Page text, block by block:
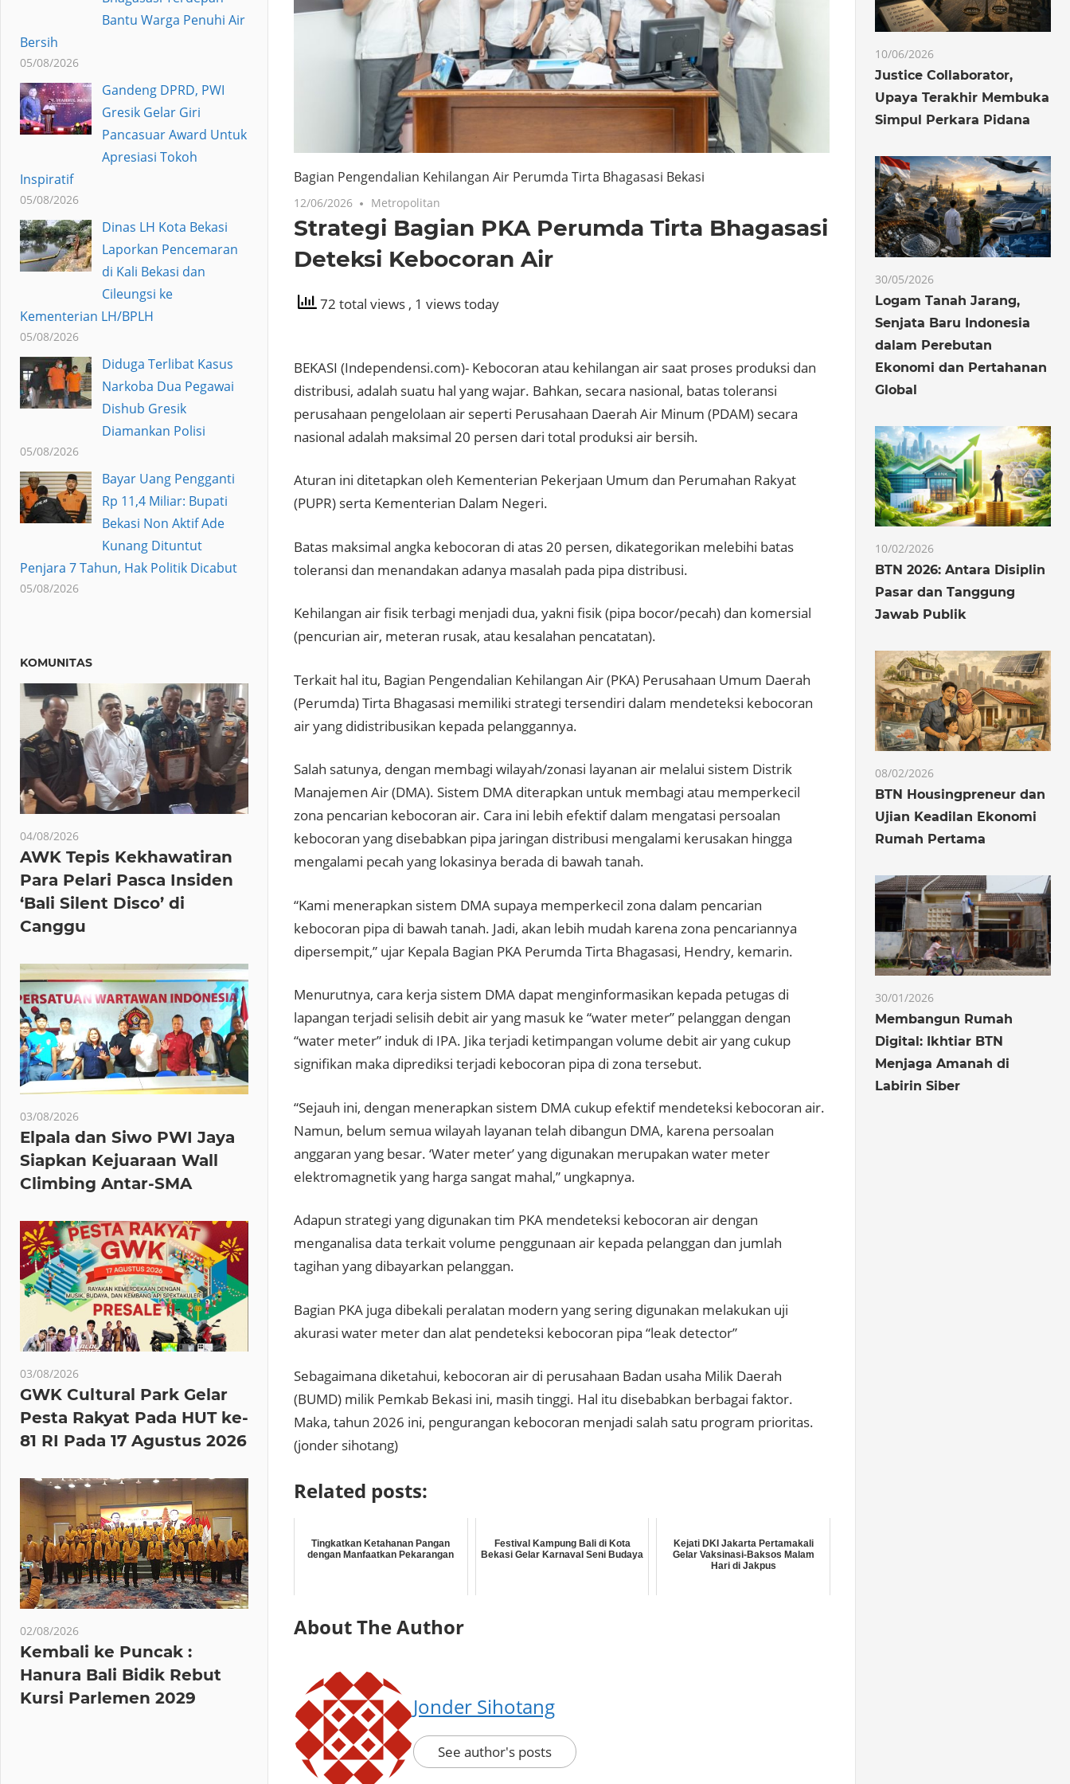
Bagian Pengendalian Kehilangan Air Perumda Tirta Bhagasasi Bekasi
12/06/2026 No comments
Metropolitan
Strategi Bagian PKA Perumda Tirta Bhagasasi
Deteksi Kebocoran Air
72 total views , 1 views today
BEKASI (Independensi.com)- Kebocoran atau kehilangan air saat proses produksi dan
distribusi, adalah suatu hal yang wajar. Bahkan, secara nasional, batas toleransi
perusahaan pengelolaan air seperti Perusahaan Daerah Air Minum (PDAM) secara
nasional adalah maksimal 20 persen dari total produksi air bersih.
Aturan ini ditetapkan oleh Kementerian Pekerjaan Umum dan Perumahan Rakyat
(PUPR) serta Kementerian Dalam Negeri.
Batas maksimal angka kebocoran di atas 20 persen, dikategorikan melebihi batas
toleransi dan menandakan adanya masalah pada pipa distribusi.
Kehilangan air fisik terbagi menjadi dua, yakni fisik (pipa bocor/pecah) dan komersial
(pencurian air, meteran rusak, atau kesalahan pencatatan).
Terkait hal itu, Bagian Pengendalian Kehilangan Air (PKA) Perusahaan Umum Daerah
(Perumda) Tirta Bhagasasi memiliki strategi tersendiri dalam mendeteksi kebocoran
air yang didistribusikan kepada pelanggannya.
Salah satunya, dengan membagi wilayah/zonasi layanan air melalui sistem Distrik
Manajemen Air (DMA). Sistem DMA diterapkan untuk membagi atau memperkecil
zona pencarian kebocoran air. Cara ini lebih efektif dalam mengatasi persoalan
kebocoran yang disebabkan pipa jaringan distribusi mengalami kerusakan hingga
mengalami pecah yang lokasinya berada di bawah tanah.
“Kami menerapkan sistem DMA supaya memperkecil zona dalam pencarian
kebocoran pipa di bawah tanah. Jadi, akan lebih mudah karena zona pencariannya
dipersempit,” ujar Kepala Bagian PKA Perumda Tirta Bhagasasi, Hendry, kemarin.
Menurutnya, cara kerja sistem DMA dapat menginformasikan kepada petugas di
lapangan terjadi selisih debit air yang masuk ke “water meter” pelanggan dengan
“water meter” induk di IPA. Jika terjadi ketimpangan volume debit air yang cukup
signifikan maka diprediksi terjadi kebocoran pipa di zona tersebut.
“Sejauh ini, dengan menerapkan sistem DMA cukup efektif mendeteksi kebocoran air.
Namun, belum semua wilayah layanan telah dibangun DMA, karena persoalan
anggaran yang besar. ‘Water meter’ yang digunakan merupakan water meter
elektromagnetik yang harga sangat mahal,” ungkapnya.
Adapun strategi yang digunakan tim PKA mendeteksi kebocoran air dengan
menganalisa data terkait volume penggunaan air kepada pelanggan dan jumlah
tagihan yang dibayarkan pelanggan.
Bagian PKA juga dibekali peralatan modern yang sering digunakan melakukan uji
akurasi water meter dan alat pendeteksi kebocoran pipa “leak detector”
Sebagaimana diketahui, kebocoran air di perusahaan Badan usaha Milik Daerah
(BUMD) milik Pemkab Bekasi ini, masih tinggi. Hal itu disebabkan berbagai faktor.
Maka, tahun 2026 ini, pengurangan kebocoran menjadi salah satu program prioritas.
(jonder sihotang)
Related posts:
Tingkatkan Ketahanan Pangan
dengan Manfaatkan Pekarangan
Festival Kampung Bali di Kota
Bekasi Gelar Karnaval Seni Budaya
Kejati DKI Jakarta Pertamakali
Gelar Vaksinasi-Baksos Malam
Hari di Jakpus
About The Author
Jonder Sihotang
See author's posts
Bantu Warga Penuhi Air
Bersih
05/08/2026
Gandeng DPRD, PWI
Gresik Gelar Giri
Pancasuar Award Untuk
Apresiasi Tokoh
Inspiratif
05/08/2026
Dinas LH Kota Bekasi
Laporkan Pencemaran
di Kali Bekasi dan
Cileungsi ke
Kementerian LH/BPLH
05/08/2026
Diduga Terlibat Kasus
Narkoba Dua Pegawai
Dishub Gresik
Diamankan Polisi
05/08/2026
Bayar Uang Pengganti
Rp 11,4 Miliar: Bupati
Bekasi Non Aktif Ade
Kunang Dituntut
Penjara 7 Tahun, Hak Politik Dicabut
05/08/2026
KOMUNITAS
04/08/2026
AWK Tepis Kekhawatiran
Para Pelari Pasca Insiden
‘Bali Silent Disco’ di
Canggu
03/08/2026
Elpala dan Siwo PWI Jaya
Siapkan Kejuaraan Wall
Climbing Antar-SMA
03/08/2026
GWK Cultural Park Gelar
Pesta Rakyat Pada HUT ke-
81 RI Pada 17 Agustus 2026
02/08/2026
Kembali ke Puncak :
Hanura Bali Bidik Rebut
Kursi Parlemen 2029
10/06/2026
Justice Collaborator,
Upaya Terakhir Membuka
Simpul Perkara Pidana
30/05/2026
Logam Tanah Jarang,
Senjata Baru Indonesia
dalam Perebutan
Ekonomi dan Pertahanan
Global
10/02/2026
BTN 2026: Antara Disiplin
Pasar dan Tanggung
Jawab Publik
08/02/2026
BTN Housingpreneur dan
Ujian Keadilan Ekonomi
Rumah Pertama
30/01/2026
Membangun Rumah
Digital: Ikhtiar BTN
Menjaga Amanah di
Labirin Siber